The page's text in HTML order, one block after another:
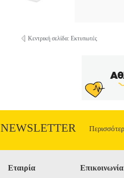
Κεντρική σελίδα: Εκτυπωτές
NEWSLETTER
Εταιρία Επικοινωνία